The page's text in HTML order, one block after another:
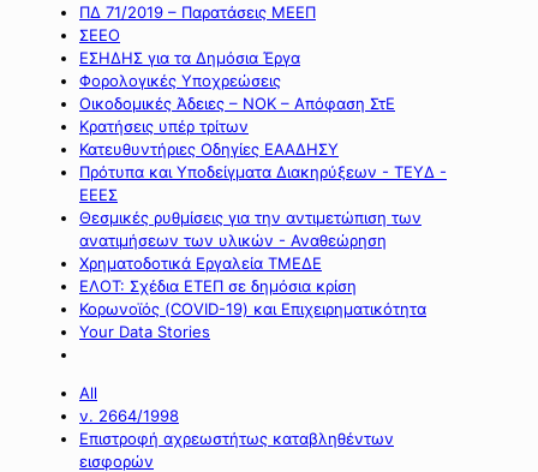
ΠΔ 71/2019 – Παρατάσεις ΜΕΕΠ
ΣΕΕΟ
ΕΣΗΔΗΣ για τα Δημόσια Έργα
Φορολογικές Υποχρεώσεις
Οικοδομικές Άδειες – ΝΟΚ – Απόφαση ΣτΕ
Κρατήσεις υπέρ τρίτων
Κατευθυντήριες Οδηγίες ΕΑΑΔΗΣΥ
Πρότυπα και Υποδείγματα Διακηρύξεων - ΤΕΥΔ -
ΕΕΕΣ
Θεσμικές ρυθμίσεις για την αντιμετώπιση των
ανατιμήσεων των υλικών - Αναθεώρηση
Χρηματοδοτικά Εργαλεία ΤΜΕΔΕ
ΕΛΟΤ: Σχέδια ΕΤΕΠ σε δημόσια κρίση
Κορωνοϊός (COVID-19) και Επιχειρηματικότητα
Your Data Stories
All
ν. 2664/1998
Επιστροφή αχρεωστήτως καταβληθέντων
εισφορών